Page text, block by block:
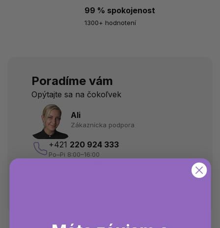
99 % spokojenost
1300+ hodnotení
Poradíme vám
Opýtajte sa na čokoľvek
Ali
Zákaznícka podpora
+421 220 924 333
Po–Pi 8:00–16:00